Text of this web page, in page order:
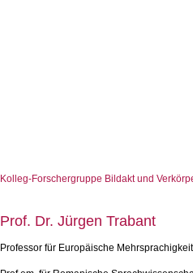
Kolleg-Forschergruppe Bildakt und
Prof. Dr. Jürgen Trabant
Professor für Europäische